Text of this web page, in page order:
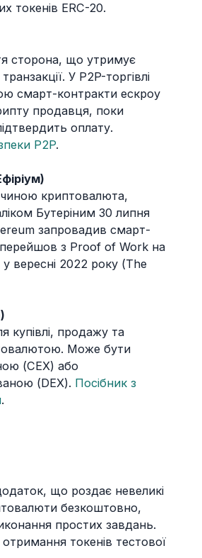
токенів ERC-20.
сторона, що утримує
У P2P-торгівлі
смарт-контракти ескроу
продавця, поки
оплату.
P2P.
криптовалюта,
Бутеріним 30 липня
запровадив смарт-
з Proof of Work на
вересні 2022 року (The
купівлі, продажу та
Може бути
(CEX) або
(DEX). Посібник з
.
що роздає невеликі
безкоштовно,
простих завдань.
токенів тестової